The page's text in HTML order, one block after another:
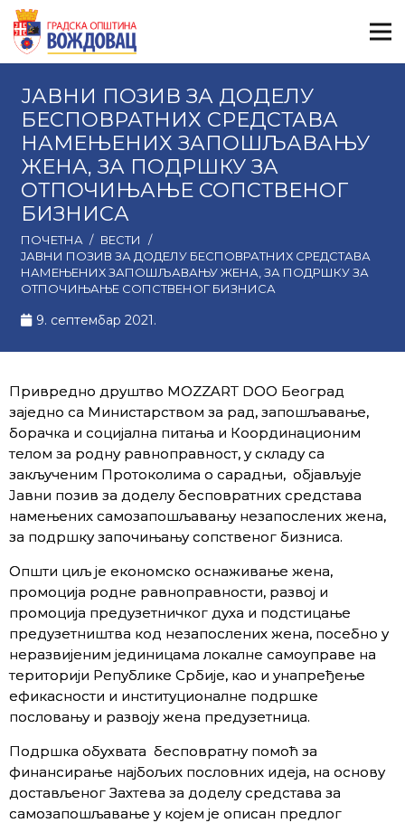
ЈАВНИ ПОЗИВ ЗА ДОДЕЛУ
БЕСПОВРАТНИХ СРЕДСТАВА
НАМЕЊЕНИХ ЗАПОШЉАВАЊУ
ЖЕНА, ЗА ПОДРШКУ ЗА
ОТПОЧИЊАЊЕ СОПСТВЕНОГ
БИЗНИСА
ПОЧЕТНА / ВЕСТИ
/
ЈАВНИ ПОЗИВ ЗА ДОДЕЛУ БЕСПОВРАТНИХ СРЕДСТАВА
НАМЕЊЕНИХ ЗАПОШЉАВАЊУ ЖЕНА, ЗА ПОДРШКУ ЗА
ОТПОЧИЊАЊЕ СОПСТВЕНОГ БИЗНИСА
9. септембар 2021.
Привредно друштво MOZZART DOO Београд
заједно са Министарством за рад, запошљавање,
борачка и социјална питања и Координационим
телом за родну равноправност, у складу са
закљученим Протоколима о сарадњи, објављује
Јавни позив за доделу бесповратних средстава
намењених самозапошљавању незапослених жена,
за подршку започињању сопственог бизниса.
Општи циљ је економско оснаживање жена,
промоција родне равноправности, развој и
промоција предузетничког духа и подстицање
предузетништва код незапослених жена, посебно у
неразвијеним јединицама локалне самоуправе на
територији Републике Србије, као и унапређење
ефикасности и институционалне подршке
пословању и развоју жена предузетница.
Подршка обухвата бесповратну помоћ за
финансирање најбољих пословних идеја, на основу
достављеног Захтева за доделу средстава за
самозапошљавање у којем је описан предлог